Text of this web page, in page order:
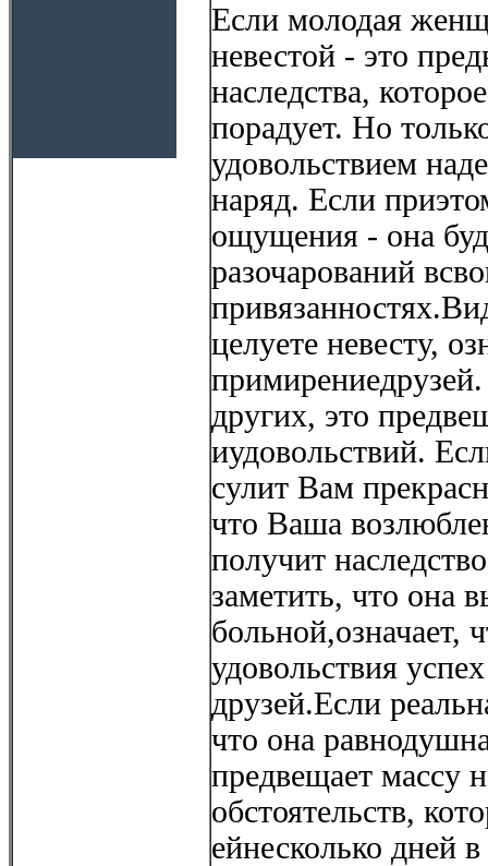
Если молодая
невестой - это
наследства,
порадует. Но
удовольствием
наряд. Если
ощущения - она
разочарований
целуете невесту,
других, это
иудовольствий.
сулит Вам
что Ваша
получит
заметить, что она
больной,означает,
удовольствия
друзей.Если
что она
предвещает массу
обстоятельств,
ейнесколько дней